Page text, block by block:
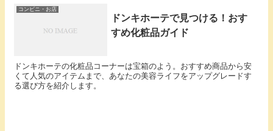
コンビニ・お店
ドンキホーテで見つける！おす
すめ化粧品ガイド
ドンキホーテの化粧品コーナーは宝箱のよう。おすすめ商品から安
くて人気のアイテムまで、あなたの美容ライフをアップグレードす
る選び方を紹介します。